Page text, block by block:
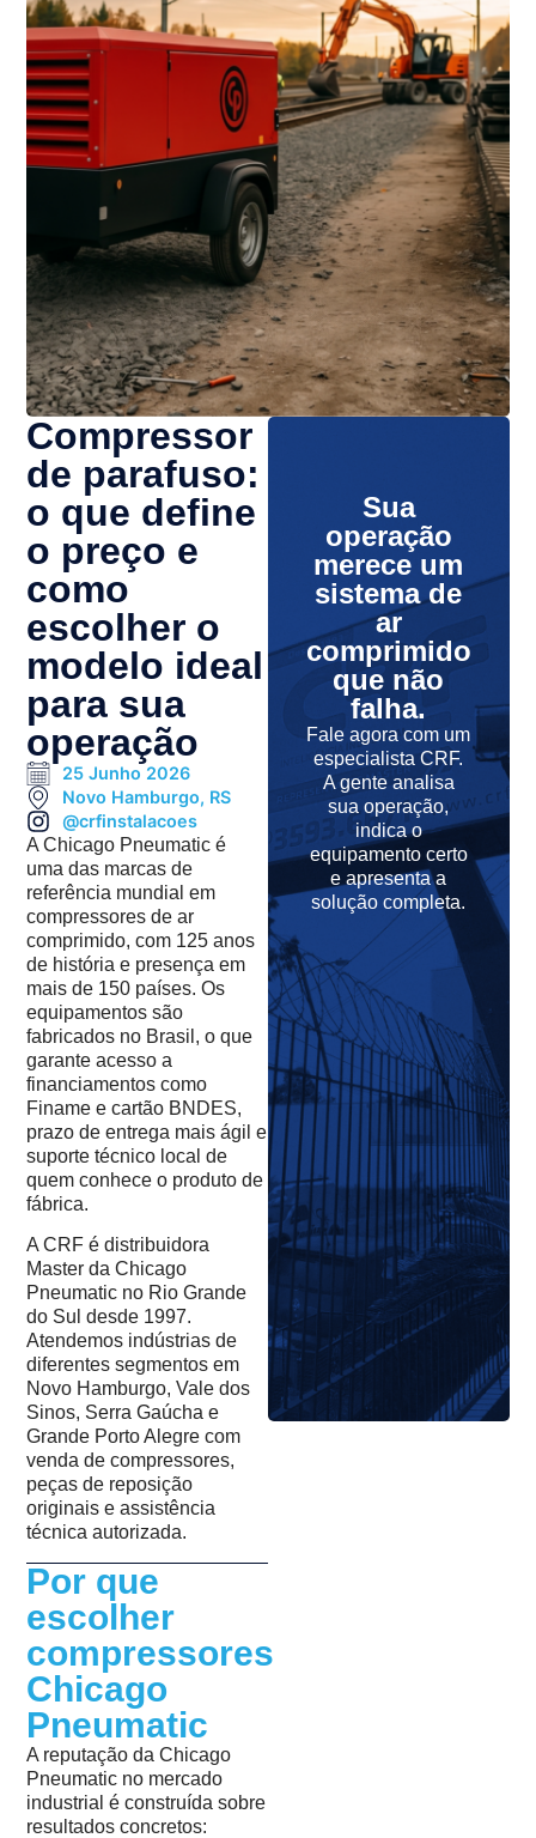
Sua
operação
merece um
sistema de
ar
comprimido
que não
falha.
Fale agora com um
especialista CRF.
A gente analisa
sua operação,
indica o
equipamento certo
e apresenta a
solução completa.
Compressor
de parafuso:
o que define
o preço e
como
escolher o
modelo ideal
para sua
operação
25 Junho 2026
Novo Hamburgo, RS
@crfinstalacoes
A Chicago Pneumatic é
uma das marcas de
referência mundial em
compressores de ar
comprimido, com 125 anos
de história e presença em
mais de 150 países. Os
equipamentos são
fabricados no Brasil, o que
garante acesso a
financiamentos como
Finame e cartão BNDES,
prazo de entrega mais ágil e
suporte técnico local de
quem conhece o produto de
fábrica.
A CRF é distribuidora
Master da Chicago
Pneumatic no Rio Grande
do Sul desde 1997.
Atendemos indústrias de
diferentes segmentos em
Novo Hamburgo, Vale dos
Sinos, Serra Gaúcha e
Grande Porto Alegre com
venda de compressores,
peças de reposição
originais e assistência
técnica autorizada.
Por que
escolher
compressores
Chicago
Pneumatic
A reputação da Chicago
Pneumatic no mercado
industrial é construída sobre
resultados concretos: